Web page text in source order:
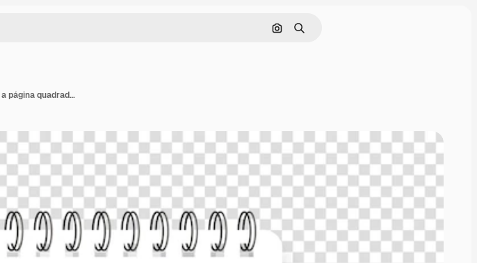
Pesquisar por imagem
Buscar
Bloco de notas espiral realista vertical com sombra. Limpe a página quadrada de nota realista. Caderno de vetor em branco sobre fundo transparente. Vista do topo.